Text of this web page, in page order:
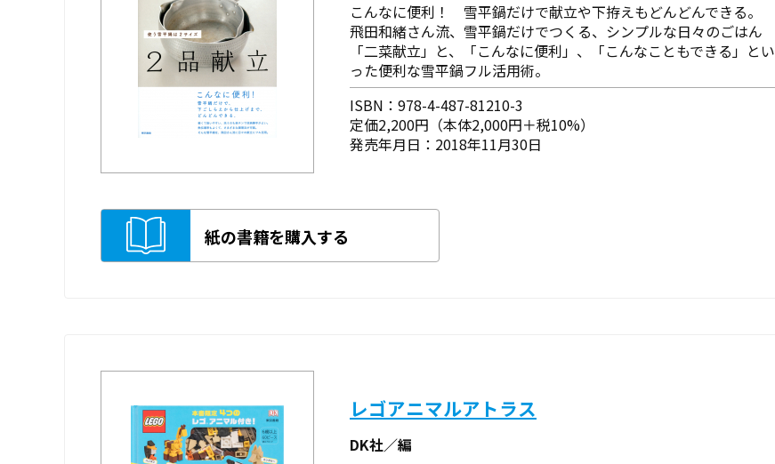
こんなに便利！ 雪平鍋だけで献立や下拵えもどんどんできる。
飛田和緒さん流、雪平鍋だけでつくる、シンプルな日々のごはん
「二菜献立」と、「こんなに便利」、「こんなこともできる」とい
った便利な雪平鍋フル活用術。
ISBN：978-4-487-81210-3
定価2,200円（本体2,000円＋税10%）
発売年月日：2018年11月30日
紙の書籍を購入する
レゴアニマルアトラス
DK社／編